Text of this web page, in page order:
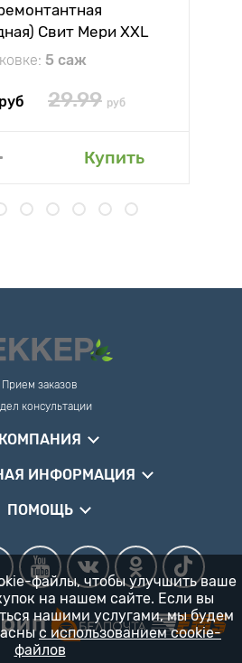
Свит Мери XXL
5 саж
руб 29.99 руб
Купить
Прием заказов
консультации
КОМПАНИЯ
ИНФОРМАЦИЯ
ПОМОЩЬ
файлы, чтобы улучшить ваше
на нашем сайте. Если вы
нашими услугами, мы будем
с использованием cookie-
файлов